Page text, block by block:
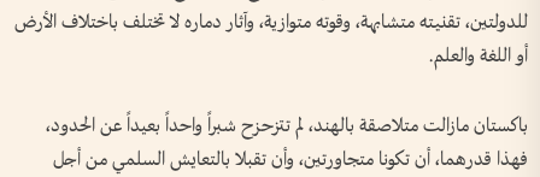
للدولتين، تقنيته متشابهة، وقوته متوازية، وآثار دماره لا تختلف باختلاف الأرض
أو اللغة والعلم.
باكستان مازالت متلاصقة بالهند، لم تتزحزح شبراً واحداً بعيداً عن الحدود،
فهذا قدرهما، أن تكونا متجاورتين، وأن تقبلا بالتعايش السلمي من أجل